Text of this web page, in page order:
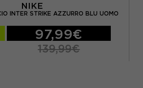
NIKE
INTER STRIKE AZZURRO BLU UOMO
97,99€
139,99€